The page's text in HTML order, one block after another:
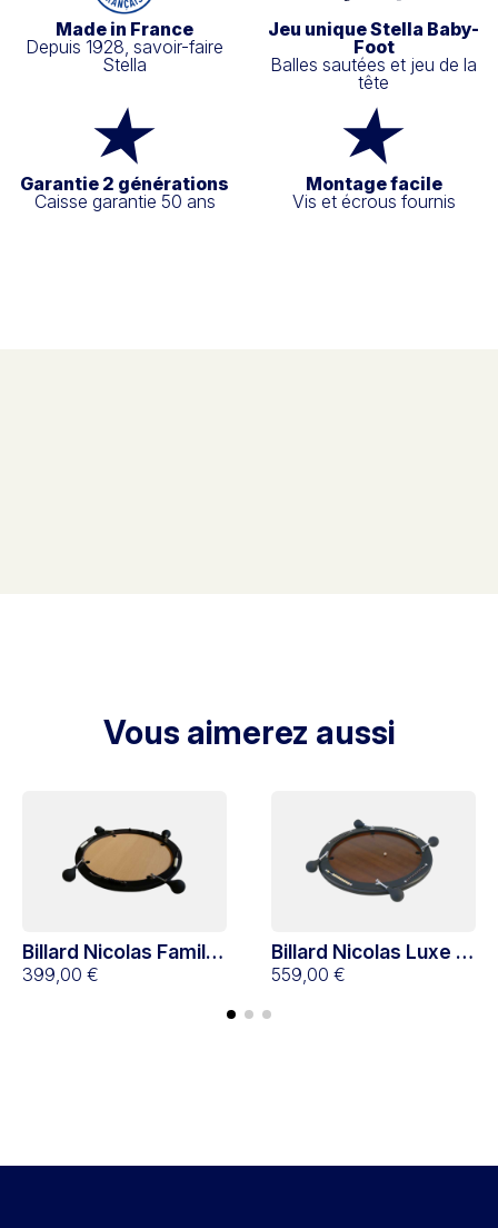
Made in France
Depuis 1928, savoir-faire
Stella
Jeu unique Stella Baby-
Foot
Balles sautées et jeu de la
tête
Garantie 2 générations
Caisse garantie 50 ans
Montage facile
Vis et écrous fournis
Vous aimerez aussi
Billard Nicolas Famille
4 joueurs
399,00 €
Billard Nicolas Luxe 4
joueurs
559,00 €